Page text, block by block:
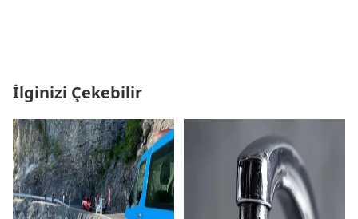
İlginizi Çekebilir